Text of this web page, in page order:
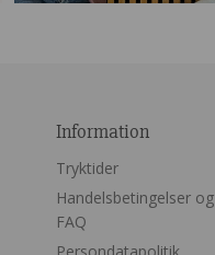
Information
Tryktider
Handelsbetingelser og
FAQ
Persondatapolitik